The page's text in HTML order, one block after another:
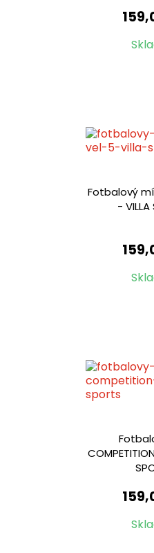
Fotbalový
- VILLA